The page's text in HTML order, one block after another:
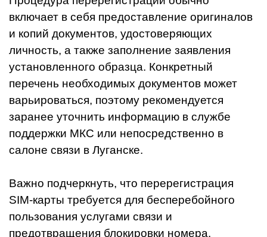
включает в себя предоставление оригиналов
и копий документов, удостоверяющих
личность, а также заполнение заявления
установленного образца. Конкретный
перечень необходимых документов может
варьироваться, поэтому рекомендуется
заранее уточнить информацию в службе
поддержки МКС или непосредственно в
салоне связи в Луганске.
Важно подчеркнуть, что перерегистрация
SIM-карты требуется для бесперебойного
пользования услугами связи и
предотвращения блокировки номера.